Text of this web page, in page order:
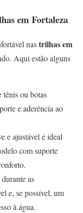
em Fortaleza
nastrilhas em
Aqui estão alguns
tênis ou botas
e aderência ao
e ajustável é ideal
com suporte
as
e, se possível, um
à água.